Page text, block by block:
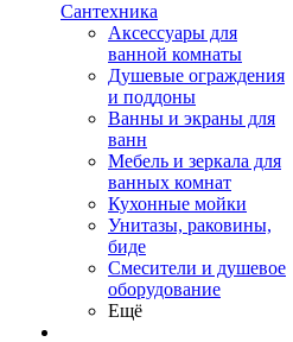
Сантехника
Аксессуары для
ванной комнаты
Душевые ограждения
и поддоны
Ванны и экраны для
ванн
Мебель и зеркала для
ванных комнат
Кухонные мойки
Унитазы, раковины,
биде
Смесители и душевое
оборудование
Ещё